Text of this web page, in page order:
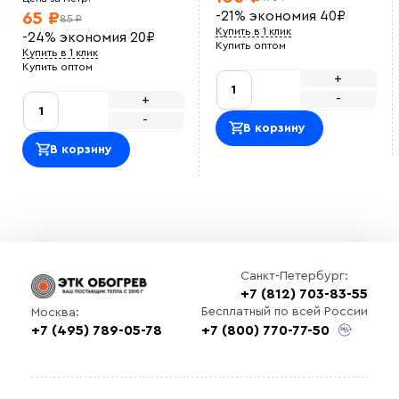
Приятно сотрудничать. Закупали кабель для
производственной зоны, по документам все в
порядке и в срок.
Василий М
ОТличный саморег , покупался на отрез , адекватная
цена.<br> Использовали для обогрева емкости с
водой зимой, на производстве<br>
Оставить отзыв
Выберите
файл
85 ₽
65 ₽
-24% экономия 20₽
Купить в 1 клик
Купить оптом
-
+
В корзину
-21% экономия 40₽
Купить в 1 клик
Купить оптом
-
+
В корзину
Санкт-Петербург:
+7 (812) 703-83-55
Москва:
+7 (495) 789-05-78
Бесплатный по всей России
+7 (800) 770-77-50